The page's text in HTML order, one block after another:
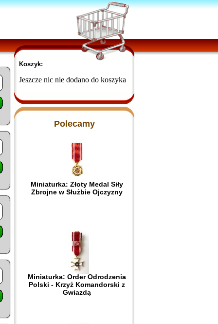
Koszyk:
Jeszcze nic nie dodano do koszyka
Polecamy
Miniaturka: Złoty Medal Siły
Zbrojne w Służbie Ojczyzny
Miniaturka: Order Odrodzenia
Polski - Krzyż Komandorski z
Gwiazdą